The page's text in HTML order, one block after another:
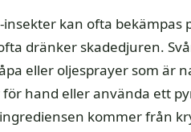
kan ofta bekämpas
dränker skadedjuren.
eller oljesprayer som är
för hand eller använda ett
kommer från